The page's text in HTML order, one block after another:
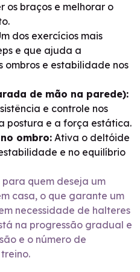
braços e melhorar o
dos exercícios mais
e que ajuda a
ombros e estabilidade nos
de mão na parede):
e controle nos
postura e a força estática.
ombro: Ativa o deltóide
e no equilíbrio
para quem deseja um
casa, o que garante um
necessidade de halteres
na progressão gradual e
e o número de